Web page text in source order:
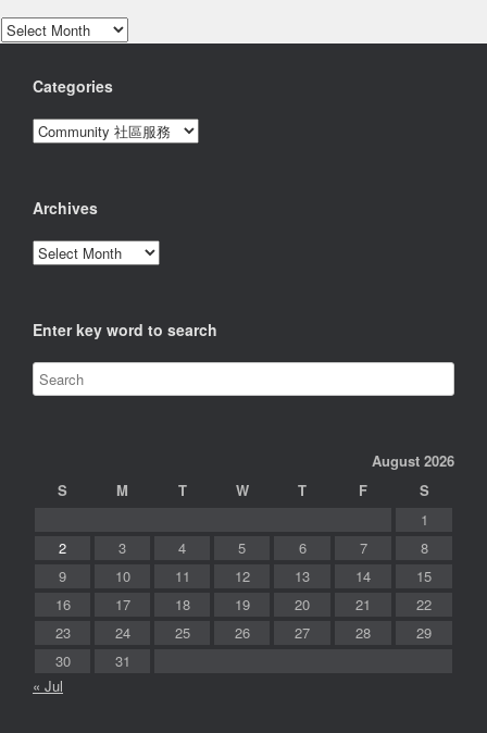
Archives
Categories
Categories
Archives
Archives
Enter key word to search
August 2026
S
M T W T F
S
1
2
3 4 5 6 7
8
9
10 11 12 13 14
15
16
17 18 19 20 21
22
23
24 25 26 27 28
29
30
31
« Jul